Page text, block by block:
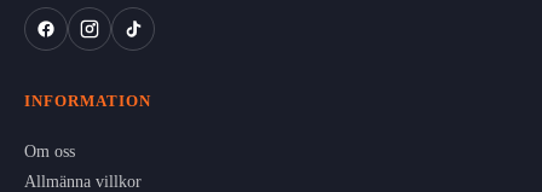
INFORMATION
Om oss
Allmänna villkor